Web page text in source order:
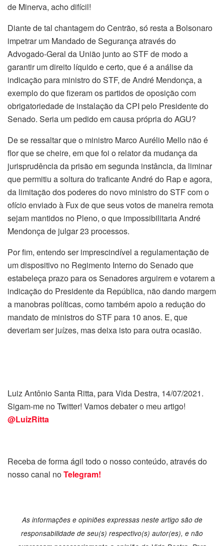
de Minerva, acho difícil!
Diante de tal chantagem do Centrão, só resta a Bolsonaro
impetrar um Mandado de Segurança através do
Advogado-Geral da União junto ao STF de modo a
garantir um direito líquido e certo, que é a análise da
indicação para ministro do STF, de André Mendonça, a
exemplo do que fizeram os partidos de oposição com
obrigatoriedade de instalação da CPI pelo Presidente do
Senado. Seria um pedido em causa própria do AGU?
De se ressaltar que o ministro Marco Aurélio Mello não é
flor que se cheire, em que foi o relator da mudança da
jurisprudência da prisão em segunda instância, da liminar
que permitiu a soltura do traficante André do Rap e agora,
da limitação dos poderes do novo ministro do STF com o
ofício enviado à Fux de que seus votos de maneira remota
sejam mantidos no Pleno, o que impossibilitaria André
Mendonça de julgar 23 processos.
Por fim, entendo ser imprescindível a regulamentação de
um dispositivo no Regimento Interno do Senado que
estabeleça prazo para os Senadores arguirem e votarem a
indicação do Presidente da República, não dando margem
a manobras políticas, como também apoio a redução do
mandato de ministros do STF para 10 anos. E, que
deveriam ser juízes, mas deixa isto para outra ocasião.
Luiz Antônio Santa Ritta, para Vida Destra, 14/07/2021.
Sigam-me no Twitter! Vamos debater o meu artigo!
@LuizRitta
Receba de forma ágil todo o nosso conteúdo, através do
nosso canal noTelegram!
As informações e opiniões expressas neste artigo são de
responsabilidade de seu(s) respectivo(s) autor(es), e não